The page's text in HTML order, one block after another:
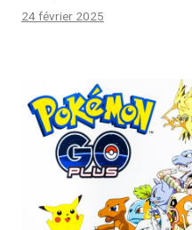
24 février 2025